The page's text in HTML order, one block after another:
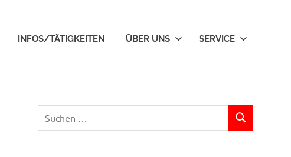
INFOS/TÄTIGKEITEN ÜBER UNS SERVICE
nach:
SUCHEN